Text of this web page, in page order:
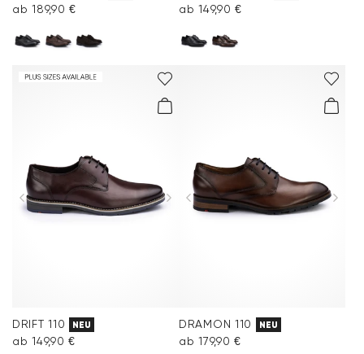
ab 189,90 € ab 149,90 €
DRIFT 110 NEU
ab 149,90 €
DRAMON 110 NEU
ab 179,90 €